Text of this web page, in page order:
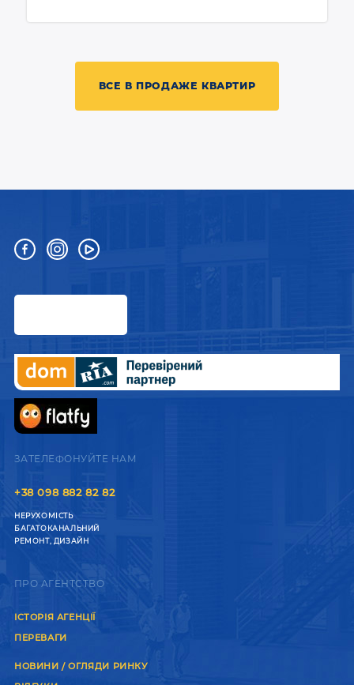
ВСЕ В ПРОДАЖЕ КВАРТИР
ЗАТЕЛЕФОНУЙТЕ НАМ
+38 098 882 82 82
НЕРУХОМІСТЬ
БАГАТОКАНАЛЬНИЙ
РЕМОНТ, ДИЗАЙН
ПРО АГЕНТСТВО
ІСТОРІЯ АГЕНЦІЇ
ПЕРЕВАГИ
НОВИНИ / ОГЛЯДИ РИНКУ